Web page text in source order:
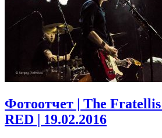
Фотоотчет | The
RED | 19.02.2016